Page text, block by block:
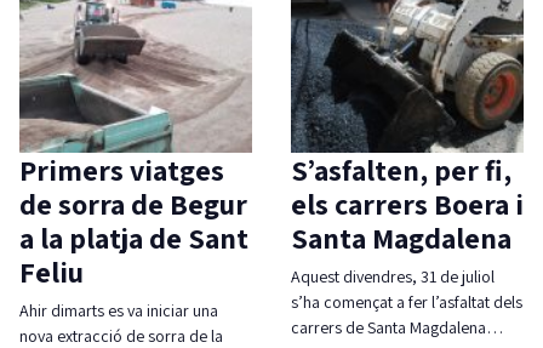
Primers viatges
de sorra de Begur
a la platja de Sant
Feliu
Ahir dimarts es va iniciar una
nova extracció de sorra de la
S’asfalten, per fi,
els carrers Boera i
Santa Magdalena
Aquest divendres, 31 de juliol
s’ha començat a fer l’asfaltat dels
carrers de Santa Magdalena…